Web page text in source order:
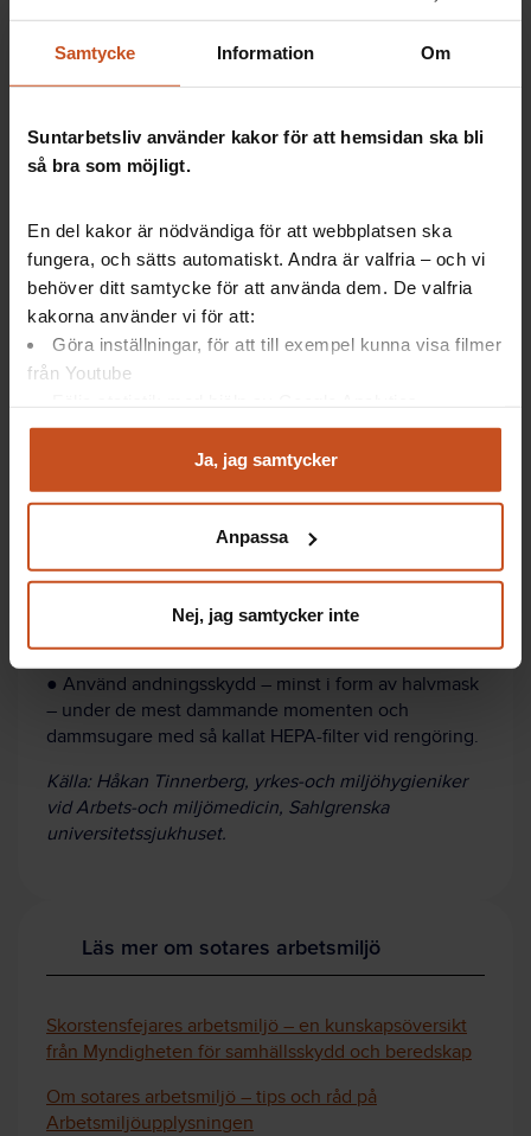
Samtycke Information Om
Suntarbetsliv använder kakor för att hemsidan ska bli
så bra som möjligt.
En del kakor är nödvändiga för att webbplatsen ska
fungera, och sätts automatiskt. Andra är valfria – och vi
behöver ditt samtycke för att använda dem. De valfria
kakorna använder vi för att:
Göra inställningar, för att till exempel kunna visa filmer
från Youtube
Analysera trafik för att kunna visa riktad information
Du kan när som helst återta ditt godkännande genom att
integritet@suntarbetsliv.se.
Ja, jag samtycker
Anpassa
Nej, jag samtycker inte
Genotoxiska förändringar hos svenska sotare i
relation till deras exponering för polyaromatiska
Forskare
Karin Broberg, professor Karolinska Institutet
Organisation
Karolinska Institutet
Tidsperiod
Forskningsprojektet startade 1 januari 2013 och
avslutades 31 oktober 2017.
Så skyddar man sig från skadliga
sotpartiklar under sotning
● Använd dig av en sotningsteknik med undertryck i
● Använd andningsskydd – minst i form av halvmask
– under de mest dammande momenten och
dammsugare med så kallat HEPA-filter vid rengöring.
Källa: Håkan Tinnerberg, yrkes-och miljöhygieniker
vid Arbets-och miljömedicin, Sahlgrenska
universitetssjukhuset.
Läs mer om sotares arbetsmiljö
Skorstensfejares arbetsmiljö – en kunskapsöversikt
från Myndigheten för samhällsskydd och beredskap
Om sotares arbetsmiljö – tips och råd på
Arbetsmiljöupplysningen